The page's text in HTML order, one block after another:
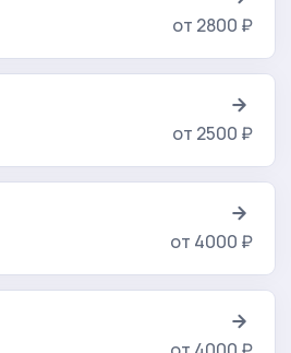
от 2800 ₽
от 2500 ₽
от 4000 ₽